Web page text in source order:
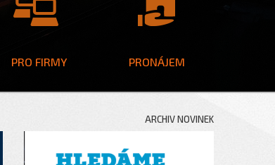
PRO FIRMY PRONÁJEM
ARCHIV NOVINEK